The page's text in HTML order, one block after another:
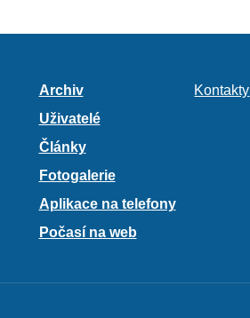
Archiv
Uživatelé
Články
Fotogalerie
Aplikace na telefony
Počasí na web
Kontakty